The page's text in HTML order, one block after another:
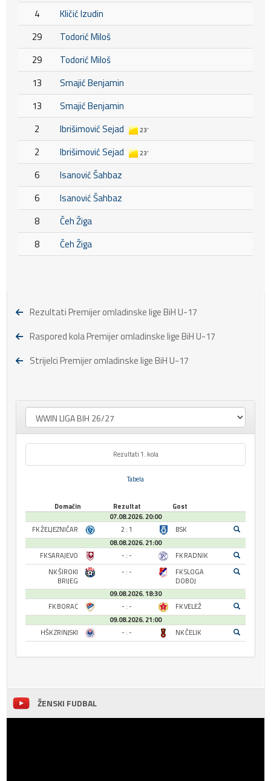
4
Kličić Izudin
29
Todorić Miloš
29
Todorić Miloš
13
Smajić Benjamin
13
Smajić Benjamin
2
Ibrišimović Sejad 23'
2 Ibrišimović Sejad 23'
6
Isanović Šahbaz
6
Isanović Šahbaz
8
Čeh Žiga
8
Čeh Žiga
Rezultati Premijer omladinske lige BiH U-17
Raspored kola Premijer omladinske lige BiH U-17
Strijelci Premijer omladinske lige BiH U-17
Rezultati 1. kola
Tabela
Domaćin Rezultat
Gost
07.08.2026. 20:00
FK ŽELJEZNIČAR
2 : 1
BSK
08.08.2026. 21:00
FK SARAJEVO
- : -
FK RADNIK
NK ŠIROKI
BRIJEG
- : -
FK SLOGA
DOBOJ
09.08.2026. 18:30
FK BORAC
- : -
FK VELEŽ
09.08.2026. 21:00
HŠK ZRINJSKI
- : - NK ČELIK
ŽENSKI FUDBAL